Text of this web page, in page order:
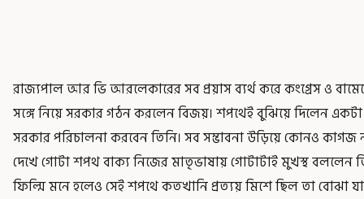
রাজ্যপাল আর ভি আরলেকারের সব প্রয়াস ব্যর্থ করে কংগ্রেস ও
সঙ্গে নিয়ে সরকার গঠন করলেন বিজয়। শপথেই বুঝিয়ে দিলেন
সরকার পরিচালনা করবেন তিনি। সব সম্ভাবনা উড়িয়ে কোনও কাগজ
দেখে গোটা শপথ বাক্য নিজের মাতৃভাষায় গোটাটাই মুখস্থ বললেন
ফিল্মি মনে হলেও সেই শপথে কতখানি প্রত্যয় মিশে ছিল তা বোঝা